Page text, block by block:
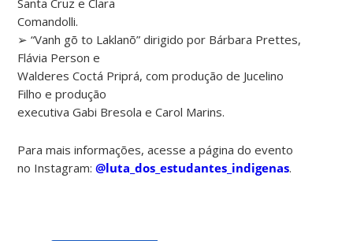
Comandolli.
➢ “Vanh gõ to Laklanõ” dirigido por Bárbara Prettes,
Flávia Person e
Walderes Coctá Priprá, com produção de Jucelino
Filho e produção
executiva Gabi Bresola e Carol Marins.
Para mais informações, acesse a página do evento
no Instagram:@luta_dos_estudantes_indigenas.